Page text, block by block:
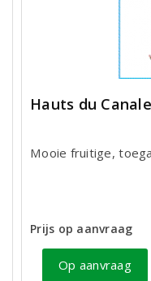
Hauts du
Mooie fruitige,
Prijs op aanvraag
Op aanvraag